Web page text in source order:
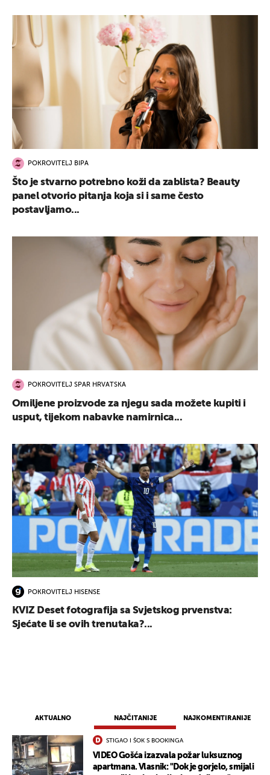
AKTUALNO NAJČITANIJE NAJKOMENTIRANIJE
STIGAO I ŠOK S BOOKINGA
VIDEO Gošća izazvala požar luksuznog
apartmana. Vlasnik: "Dok je gorjelo, smijali
POKROVITELJ BIPA
Što je stvarno potrebno koži da zablista? Beauty
panel otvorio pitanja koja si i same često
postavljamo...
POKROVITELJ SPAR HRVATSKA
Omiljene proizvode za njegu sada možete kupiti i
usput, tijekom nabavke namirnica...
POKROVITELJ HISENSE
KVIZ Deset fotografija sa Svjetskog prvenstva:
Sjećate li se ovih trenutaka?...